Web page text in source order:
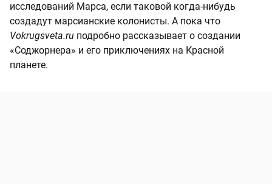
исследований Марса, если таковой когда-нибудь
создадут марсианские колонисты. А пока что
Vokrugsveta.ru подробно рассказывает о создании
«Соджорнера» и его приключениях на Красной
планете.